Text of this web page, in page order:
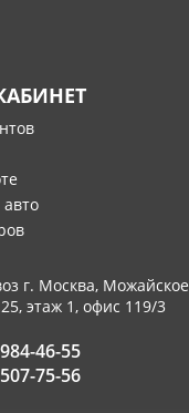
г. Москва, Можайское
этаж 1, офис 119/3
46-55
75-56